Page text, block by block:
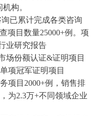
构。
已累计完成各类咨询
项目数量25000+例。项
业研究报告
场份额认证&证明项目
项冠军证明项目
项目2000+例，销售排
为2.3万+不同领域企业